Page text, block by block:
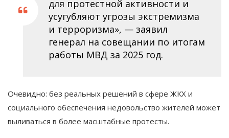
для протестной активности и
усугубляют угрозы экстремизма
и терроризма», — заявил
генерал на совещании по итогам
работы МВД за 2025 год.
Очевидно: без реальных решений в сфере ЖКХ и
социального обеспечения недовольство жителей может
выливаться в более масштабные протесты.